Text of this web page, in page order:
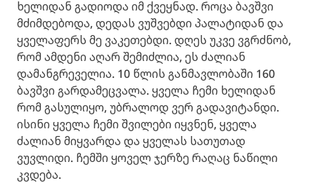
ხელიდან გადიოდა იმ ქვეყნად. როცა ბავშვი
მძიმდებოდა, დედას ვუშვებდი პალატიდან და
ყველაფერს მე ვაკეთებდი. დღეს უკვე ვგრძნობ,
რომ ამდენი აღარ შემიძლია, ეს ძალიან
დამანგრეველია. 10 წლის განმავლობაში 160
ბავშვი გარდამეცვალა. ყველა ჩემი ხელიდან
რომ გასულიყო, უბრალოდ ვერ გადავიტანდი.
ისინი ყველა ჩემი შვილები იყვნენ, ყველა
ძალიან მიყვარდა და ყველას სათუთად
ვუვლიდი. ჩემში ყოველ ჯერზე რაღაც ნაწილი
კვდება.